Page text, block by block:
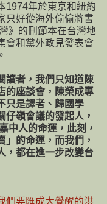
1974年於東京和紐約
只好從海外偷偷將書
》的刪節本在台灣地
會和黨外政見發表會
讀者，我們只知道陳
的座談會，陳榮成專
只是譯者、歸國學
仔嶺會議的發起人，
中人的命運，此刻，
」的命運，而我們，
，都在進一步改變台
們要匯成大覺醒的洪